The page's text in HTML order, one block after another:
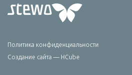
Политика конфиденциальности
Создание сайта — HCube